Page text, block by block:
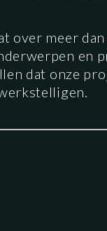
over meer
en
dat onze